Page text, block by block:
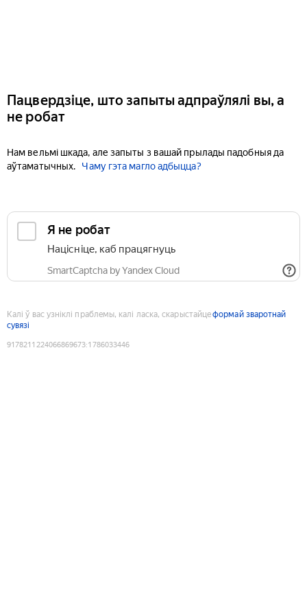
Пацвердзіце, што запыты адпраўлялі вы, а
не робат
Нам вельмі шкада, але запыты з вашай прылады падобныя да
аўтаматычных.
Чаму гэта магло адбыцца?
Я не робат
Націсніце, каб працягнуць
SmartCaptcha by Yandex Cloud
Калі ў вас узніклі праблемы, калі ласка, скарыстайцеформай зваротнай
сувязі
9178211224066869673:1786033446